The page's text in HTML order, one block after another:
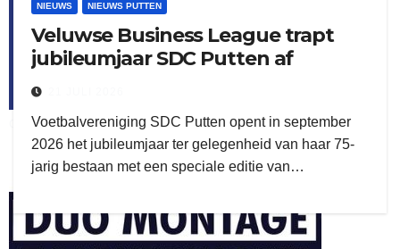
henkvandeberg
ook adverteren
NIEUWS NIEUWS PUTTEN
Veluwse Business League trapt
jubileumjaar SDC Putten af
Voetbalvereniging SDC Putten opent in september
2026 het jubileumjaar ter gelegenheid van haar 75-
jarig bestaan met een speciale editie van…